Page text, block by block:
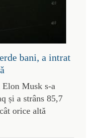
bani, a intrat
Musk s-a
și a strâns 85,7
orice altă